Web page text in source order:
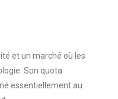
et un marché où les
Son quota
essentiellement au